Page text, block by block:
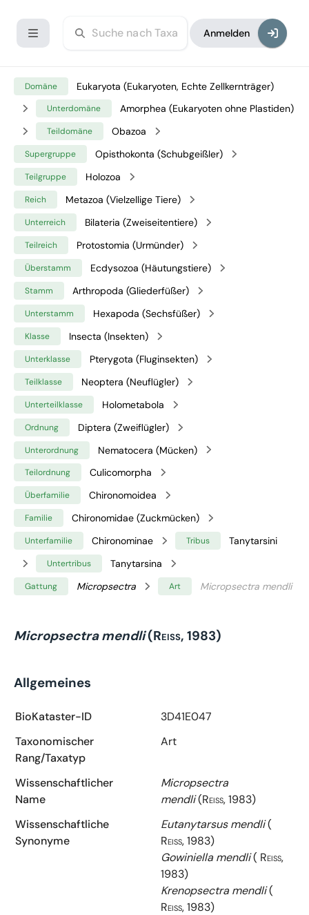
Anmelden
Domäne Eukaryota (Eukaryoten, Echte Zellkernträger)
Unterdomäne Amorphea (Eukaryoten ohne Plastiden)
Teildomäne Obazoa
Supergruppe Opisthokonta (Schubgeißler)
Teilgruppe Holozoa
Reich Metazoa (Vielzellige Tiere)
Unterreich Bilateria (Zweiseitentiere)
Teilreich Protostomia (Urmünder)
Überstamm Ecdysozoa (Häutungstiere)
Stamm Arthropoda (Gliederfüßer)
Unterstamm Hexapoda (Sechsfüßer)
Klasse Insecta (Insekten)
Unterklasse Pterygota (Fluginsekten)
Teilklasse Neoptera (Neuflügler)
Unterteilklasse Holometabola
Ordnung Diptera (Zweiflügler)
Unterordnung Nematocera (Mücken)
Teilordnung Culicomorpha
Überfamilie Chironomoidea
Familie Chironomidae (Zuckmücken)
Unterfamilie Chironominae Tribus Tanytarsini
Untertribus Tanytarsina
Gattung Micropsectra Art Micropsectra mendli
Micropsectra mendli(Reiss, 1983)
Allgemeines
BioKataster-ID
3D41E047
Taxonomischer
Rang/Taxatyp
Art
Wissenschaftlicher
Name
Micropsectra
mendli(Reiss, 1983)
Wissenschaftliche
Synonyme
Eutanytarsus mendli(
Reiss, 1983)
Gowiniella mendli( Reiss,
1983)
Krenopsectra mendli(
Reiss, 1983)